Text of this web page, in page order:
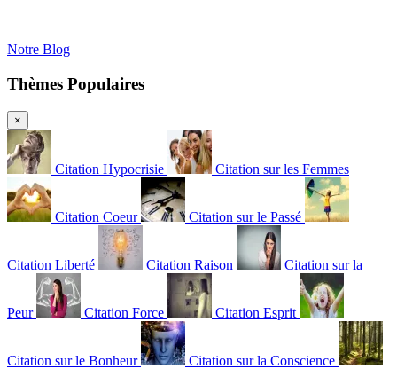
Notre Blog
Thèmes Populaires
×
Citation Hypocrisie Citation sur les Femmes
Citation Coeur Citation sur le Passé
Citation Liberté Citation Raison Citation sur la
Peur Citation Force Citation Esprit
Citation sur le Bonheur Citation sur la Conscience